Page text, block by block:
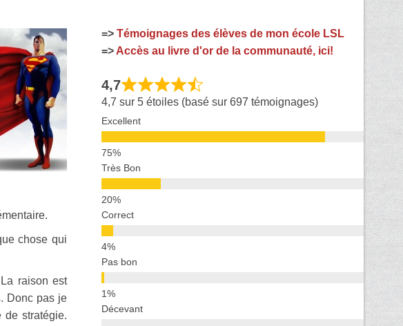
chose qui
raison est
Donc pas je
de stratégie.
=> Témoignages des élèves de mon école LSL
=> Accès au livre d'or de la communauté, ici!
4,7
4,7 sur 5 étoiles (basé sur 697 témoignages)
Excellent
Très Bon
Correct
Pas bon
Décevant